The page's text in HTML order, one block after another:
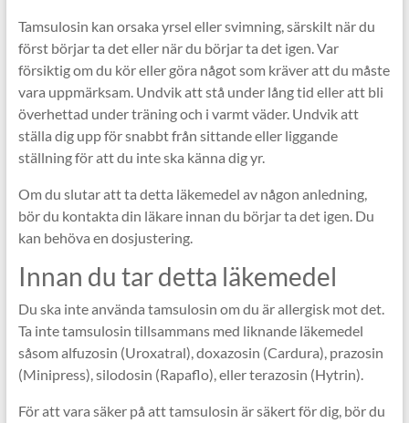
Tamsulosin kan orsaka yrsel eller svimning, särskilt när du
först börjar ta det eller när du börjar ta det igen. Var
försiktig om du kör eller göra något som kräver att du måste
vara uppmärksam. Undvik att stå under lång tid eller att bli
överhettad under träning och i varmt väder. Undvik att
ställa dig upp för snabbt från sittande eller liggande
ställning för att du inte ska känna dig yr.
Om du slutar att ta detta läkemedel av någon anledning,
bör du kontakta din läkare innan du börjar ta det igen. Du
kan behöva en dosjustering.
Innan du tar detta läkemedel
Du ska inte använda tamsulosin om du är allergisk mot det.
Ta inte tamsulosin tillsammans med liknande läkemedel
såsom alfuzosin (Uroxatral), doxazosin (Cardura), prazosin
(Minipress), silodosin (Rapaflo), eller terazosin (Hytrin).
För att vara säker på att tamsulosin är säkert för dig, bör du